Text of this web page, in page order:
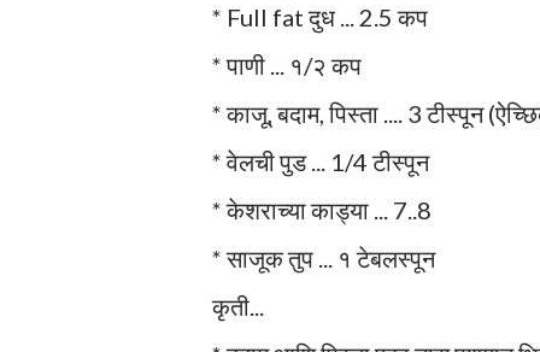
* Full fat दुध ... 2.5 कप
* पाणी ... १/२ कप
* काजू, बदाम, पिस्ता .... 3 टीस्पून
* वेलची पुड ... 1/4 टीस्पून
* केशराच्या काड्या ... 7..8
* साजूक तुप ... १ टेबलस्पून
कृती...